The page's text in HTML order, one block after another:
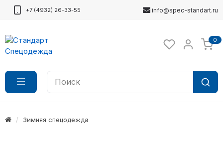
+7 (4932) 26-33-55 info@spec-standart.ru
0
Зимняя спецодежда